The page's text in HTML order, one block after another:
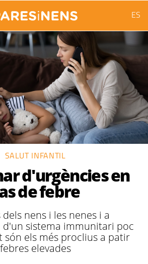
ES
SALUT INFANTIL
d'urgències en
de febre
dels nens i les nenes i a
d'un sistema immunitari poc
són els més proclius a patir
febres elevades